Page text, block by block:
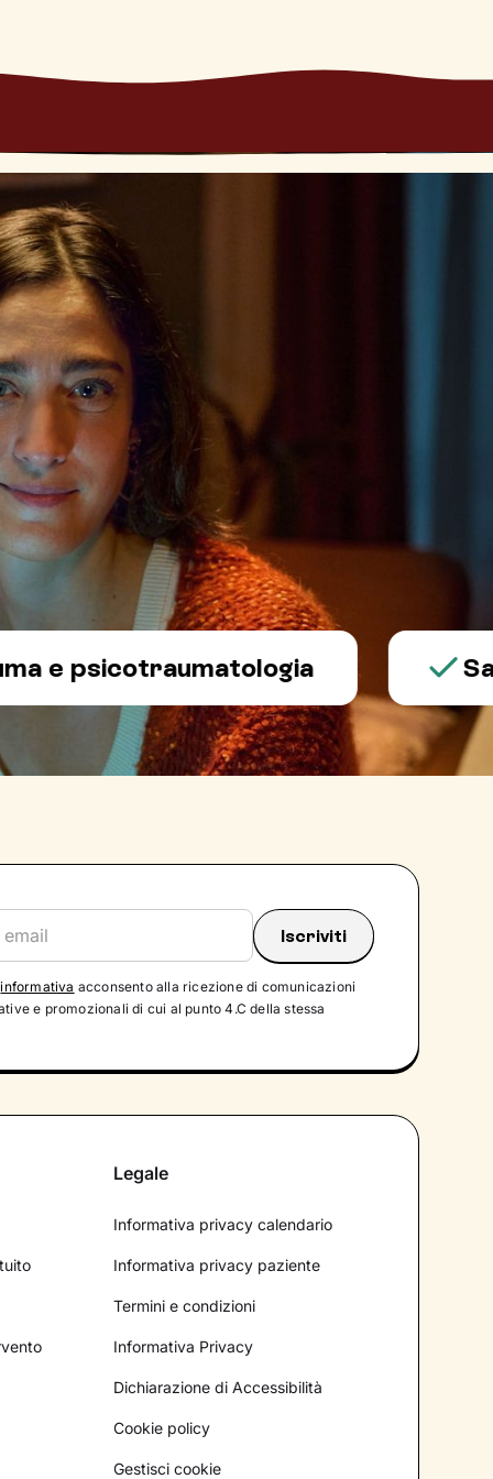
psicotraumatologia
informativa acconsento alla ricezione di comunicazioni
e promozionali di cui al punto 4.C della stessa
Legale
Informativa privacy calendario
Informativa privacy paziente
Termini e condizioni
Informativa Privacy
Dichiarazione di Accessibilità
Cookie policy
Gestisci cookie